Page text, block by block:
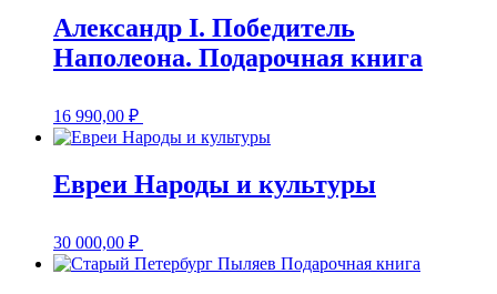
Александр I. Победитель
Наполеона. Подарочная книга
16 990,00 ₽
Евреи Народы и культуры
30 000,00 ₽